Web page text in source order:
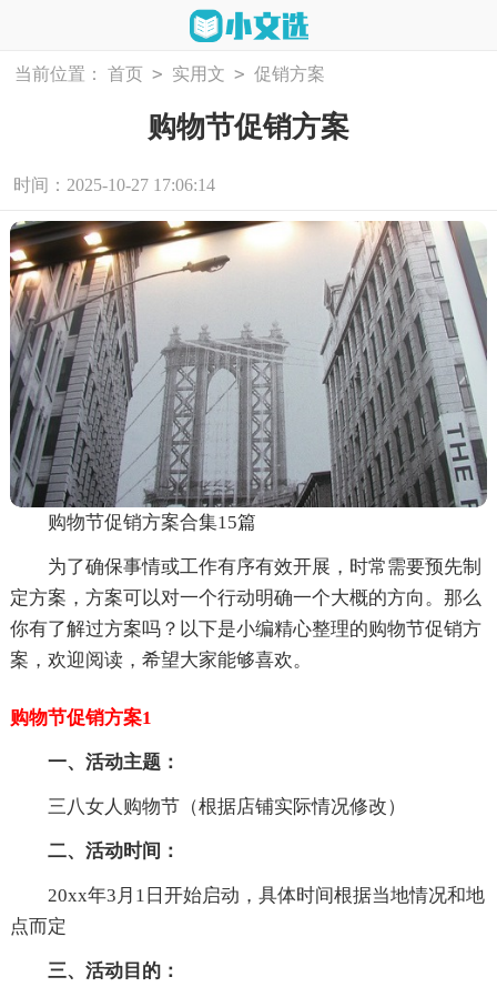
当前位置： 首页 > 实用文 > 促销方案
购物节促销方案
时间：2025-10-27 17:06:14
购物节促销方案合集15篇
为了确保事情或工作有序有效开展，时常需要预先制
定方案，方案可以对一个行动明确一个大概的方向。那么
你有了解过方案吗？以下是小编精心整理的购物节促销方
案，欢迎阅读，希望大家能够喜欢。
购物节促销方案1
一、活动主题：
三八女人购物节（根据店铺实际情况修改）
二、活动时间：
20xx年3月1日开始启动，具体时间根据当地情况和地
点而定
三、活动目的：